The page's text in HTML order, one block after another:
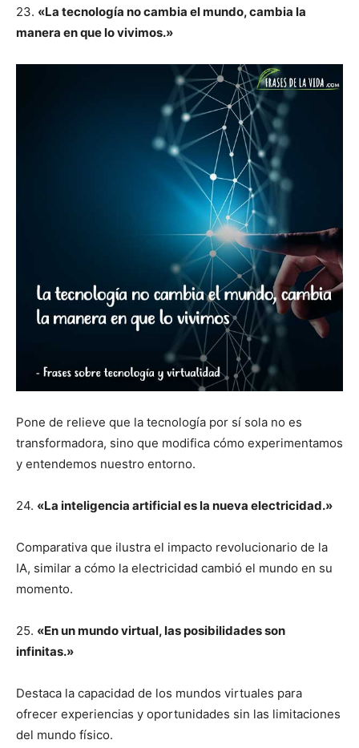
23. «La tecnología no cambia el mundo, cambia la
manera en que lo vivimos.»
Pone de relieve que la tecnología por sí sola no es
transformadora, sino que modifica cómo experimentamos
y entendemos nuestro entorno.
24. «La inteligencia artificial es la nueva electricidad.»
Comparativa que ilustra el impacto revolucionario de la
IA, similar a cómo la electricidad cambió el mundo en su
momento.
25. «En un mundo virtual, las posibilidades son
infinitas.»
Destaca la capacidad de los mundos virtuales para
ofrecer experiencias y oportunidades sin las limitaciones
del mundo físico.